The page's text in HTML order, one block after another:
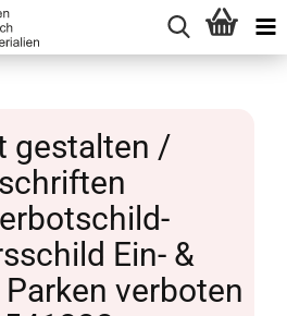
gestalten /
Ein- &
verboten